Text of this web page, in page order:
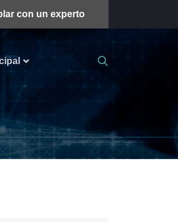
con un experto